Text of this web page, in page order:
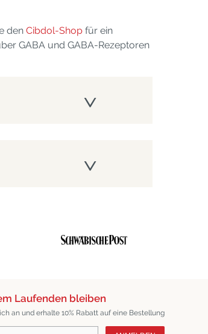
den Cibdol-Shop für ein
GABA und GABA-Rezeptoren
Laufenden bleiben
an und erhalte 10% Rabatt auf eine Bestellung